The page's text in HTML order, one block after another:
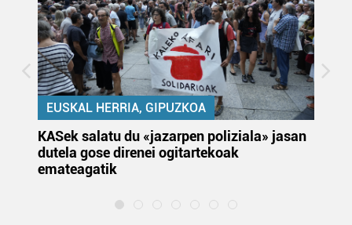
EUSKAL HERRIA, GIPUZKOA
KASek salatu du «jazarpen poliziala» jasan
dutela gose direnei ogitartekoak
emateagatik